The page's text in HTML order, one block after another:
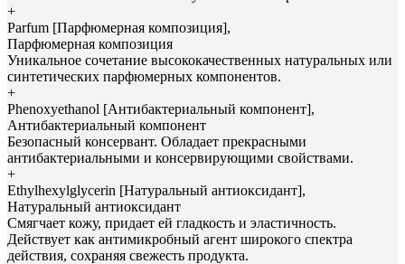
+
Parfum [Парфюмерная композиция],
Парфюмерная композиция
Уникальное сочетание высококачественных натуральных или
синтетических парфюмерных компонентов.
+
Phenoxyethanol [Антибактериальный компонент],
Антибактериальный компонент
Безопасный консервант. Обладает прекрасными
антибактериальными и консервирующими свойствами.
+
Ethylhexylglycerin [Натуральный антиоксидант],
Натуральный антиоксидант
Смягчает кожу, придает ей гладкость и эластичность.
Действует как антимикробный агент широкого спектра
действия, сохраняя свежесть продукта.